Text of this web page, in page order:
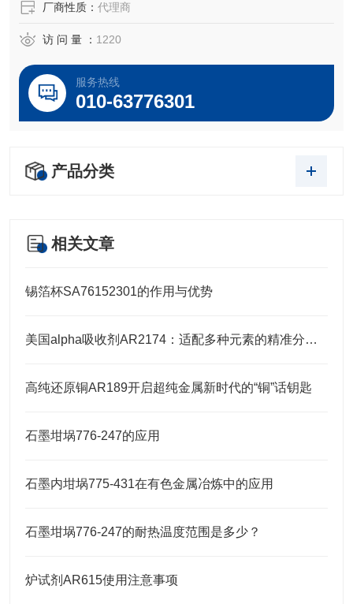
厂商性质： 代理商
访 问 量 ： 1220
服务热线
010-63776301
产品分类
相关文章
锡箔杯SA76152301的作用与优势
美国alpha吸收剂AR2174：适配多种元素的精准分析需求
高纯还原铜AR189开启超纯金属新时代的“铜”话钥匙
石墨坩埚776-247的应用
石墨内坩埚775-431在有色金属冶炼中的应用
石墨坩埚776-247的耐热温度范围是多少？
炉试剂AR615使用注意事项